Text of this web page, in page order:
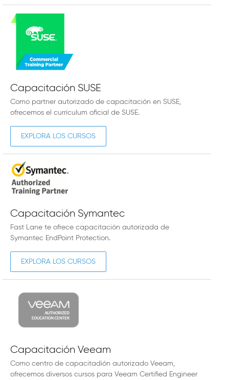
Capacitación SUSE
Como partner autorizado de capacitación en SUSE,
ofrecemos el currículum oficial de SUSE.
EXPLORA LOS CURSOS
Capacitación Symantec
Fast Lane te ofrece capacitación autorizada de
Symantec EndPoint Protection.
EXPLORA LOS CURSOS
Capacitación Veeam
Como centro de capacitadión autorizado Veeam,
ofrecemos diversos cursos para Veeam Certified Engineer